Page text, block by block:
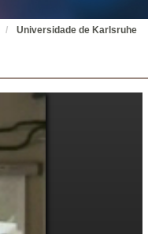
Universidade de Karlsruhe